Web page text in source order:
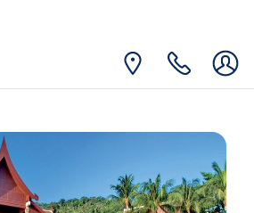
31/08/2026